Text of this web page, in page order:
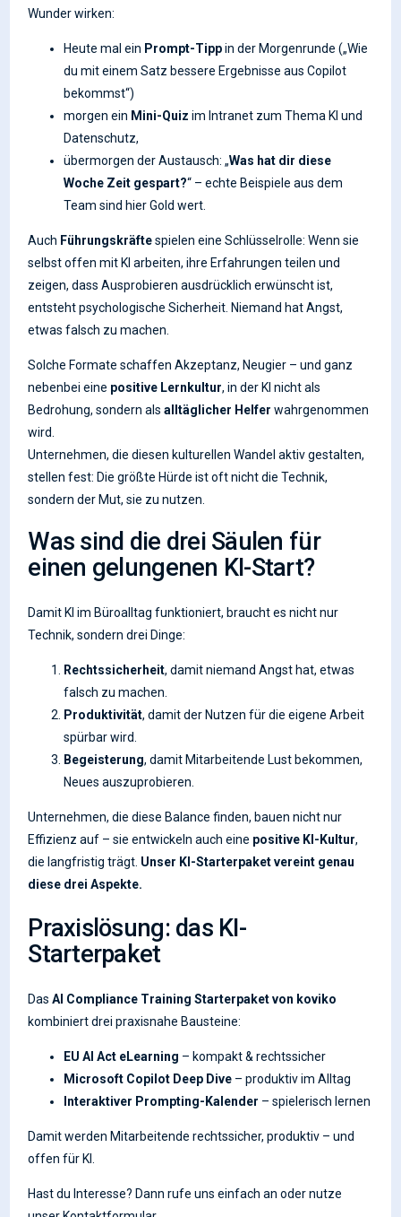
Wunder wirken:
Heute mal ein Prompt-Tippin der Morgenrunde („Wie
du mit einem Satz bessere Ergebnisse aus Copilot
bekommst“)
morgen ein Mini-Quiz im Intranet zum Thema KI und
Datenschutz,
übermorgen der Austausch: „Was hat dir diese
Woche Zeit gespart?“ – echte Beispiele aus dem
Team sind hier Gold wert.
Auch Führungskräftespielen eine Schlüsselrolle: Wenn sie
selbst offen mit KI arbeiten, ihre Erfahrungen teilen und
zeigen, dass Ausprobieren ausdrücklich erwünscht ist,
entsteht psychologische Sicherheit. Niemand hat Angst,
etwas falsch zu machen.
Solche Formate schaffen Akzeptanz, Neugier – und ganz
nebenbei eine positive Lernkultur, in der KI nicht als
Bedrohung, sondern alsalltäglicher Helfer wahrgenommen
wird.
Unternehmen, die diesen kulturellen Wandel aktiv gestalten,
stellen fest: Die größte Hürde ist oft nicht die Technik,
sondern der Mut, sie zu nutzen.
Was sind die drei Säulen für
einen gelungenen KI-Start?
Damit KI im Büroalltag funktioniert, braucht es nicht nur
Technik, sondern drei Dinge:
Rechtssicherheit, damit niemand Angst hat, etwas
falsch zu machen.
Produktivität, damit der Nutzen für die eigene Arbeit
spürbar wird.
Begeisterung, damit Mitarbeitende Lust bekommen,
Neues auszuprobieren.
Unternehmen, die diese Balance finden, bauen nicht nur
Effizienz auf – sie entwickeln auch eine positive KI-Kultur,
die langfristig trägt. Unser KI-Starterpaket vereint genau
diese drei Aspekte.
Praxislösung: das KI-
Starterpaket
DasAI Compliance Training Starterpaket von koviko
kombiniert drei praxisnahe Bausteine:
EU AI Act eLearning – kompakt & rechtssicher
Microsoft Copilot Deep Dive – produktiv im Alltag
Interaktiver Prompting-Kalender – spielerisch lernen
Damit werden Mitarbeitende rechtssicher, produktiv – und
offen für KI.
Hast du Interesse? Dann rufe uns einfach an oder nutze